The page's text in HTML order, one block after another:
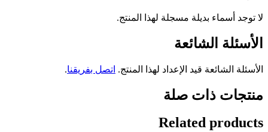
لا توجد أسماء بديلة مسجلة لهذا المنتج.
الأسئلة الشائعة
الأسئلة الشائعة قيد الإعداد لهذا المنتج. اتصل بفريقنا.
منتجات ذات صلة
Related products